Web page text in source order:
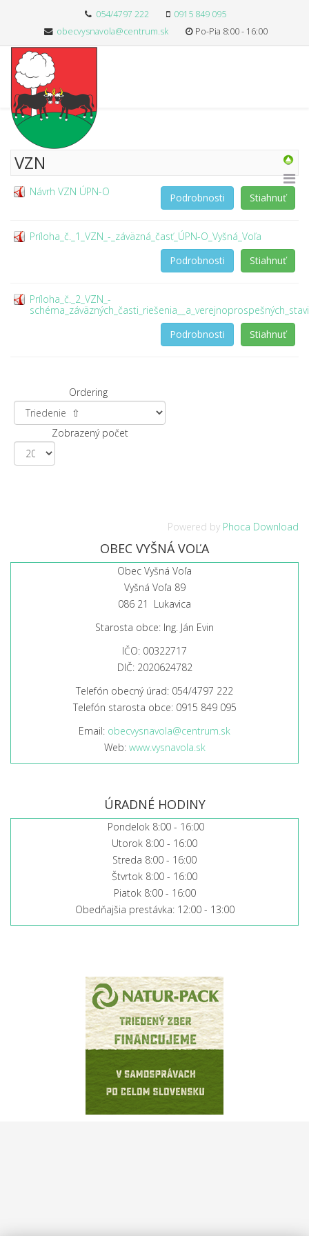
054/4797 222
0915 849 095
obecvysnavola@centrum.sk
Po-Pia 8:00 - 16:00
VZN
Návrh VZN ÚPN-O Stiahnuť
Podrobnosti
Príloha_č._1_VZN_-_záväzná_časť_ÚPN-O_Vyšná_Voľa
Stiahnuť
Podrobnosti
Príloha_č._2_VZN_-
Stiahnuť
Podrobnosti
Ordering
Zobrazený počet
Powered by Phoca Download
OBEC VYŠNÁ VOĽA
Obec Vyšná Voľa
Vyšná Voľa 89
086 21 Lukavica
Starosta obce: Ing. Ján Evin
IČO: 00322717
DIČ: 2020624782
Telefón obecný úrad: 054/4797 222
Telefón starosta obce: 0915 849 095
Email: obecvysnavola@centrum.sk
Web: www.vysnavola.sk
ÚRADNÉ HODINY
Pondelok 8:00 - 16:00
Utorok 8:00 - 16:00
Streda 8:00 - 16:00
Štvrtok 8:00 - 16:00
Piatok 8:00 - 16:00
Obedňajšia prestávka: 12:00 - 13:00